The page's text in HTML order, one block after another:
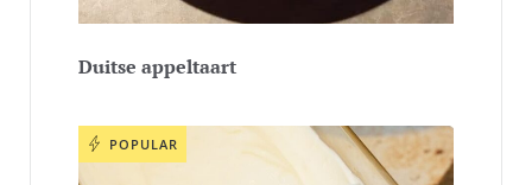
Duitse appeltaart
POPULAR